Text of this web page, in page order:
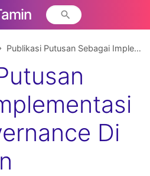
Publikasi Putusan Sebagai Implementasi Good Governance Di Pengadilan
Di